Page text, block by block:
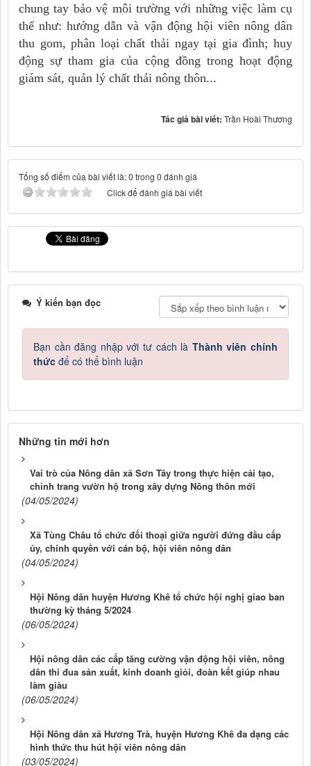
chung tay bảo vệ môi trường với những việc làm cụ
thể như: hướng dẫn và vận động hội viên nông dân
thu gom, phân loại chất thải ngay tại gia đình; huy
động sự tham gia của cộng đồng trong hoạt động
giám sát, quản lý chất thải nông thôn...
Tác giả bài viết: Trần Hoài Thương
Tổng số điểm của bài viết là: 0 trong 0 đánh giá
Click để đánh giá bài viết
Ý kiến bạn đọc
Bạn cần đăng nhập với tư cách là Thành viên chính
thức để có thể bình luận
Những tin mới hơn
Vai trò của Nông dân xã Sơn Tây trong thực hiện cải tạo,
chỉnh trang vườn hộ trong xây dựng Nông thôn mới
(04/05/2024)
Xã Tùng Châu tổ chức đối thoại giữa người đứng đầu cấp
ủy, chính quyền với cán bộ, hội viên nông dân
(04/05/2024)
Hội Nông dân huyện Hương Khê tổ chức hội nghị giao ban
thường kỳ tháng 5/2024
(06/05/2024)
Hội nông dân các cấp tăng cường vận động hội viên, nông
dân thi đua sản xuất, kinh doanh giỏi, đoàn kết giúp nhau
làm giàu
(06/05/2024)
Hội Nông dân xã Hương Trà, huyện Hương Khê đa dạng các
hình thức thu hút hội viên nông dân
(03/05/2024)